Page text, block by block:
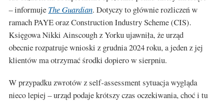
– informuje The Guardian. Dotyczy to głównie rozliczeń w
ramach PAYE oraz Construction Industry Scheme (CIS).
Księgowa Nikki Ainscough z Yorku ujawniła, że urząd
obecnie rozpatruje wnioski z grudnia 2024 roku, a jeden z jej
klientów ma otrzymać środki dopiero w sierpniu.
W przypadku zwrotów z self-assessment sytuacja wygląda
nieco lepiej – urząd podaje krótszy czas oczekiwania, choć i tu